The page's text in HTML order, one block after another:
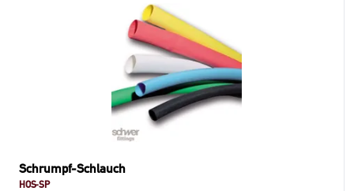
Schrumpf-Schlauch
HOS-SP